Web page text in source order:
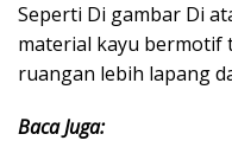
Seperti Di gambar Di
material kayu bermotif
ruangan lebih lapang
Baca Juga: